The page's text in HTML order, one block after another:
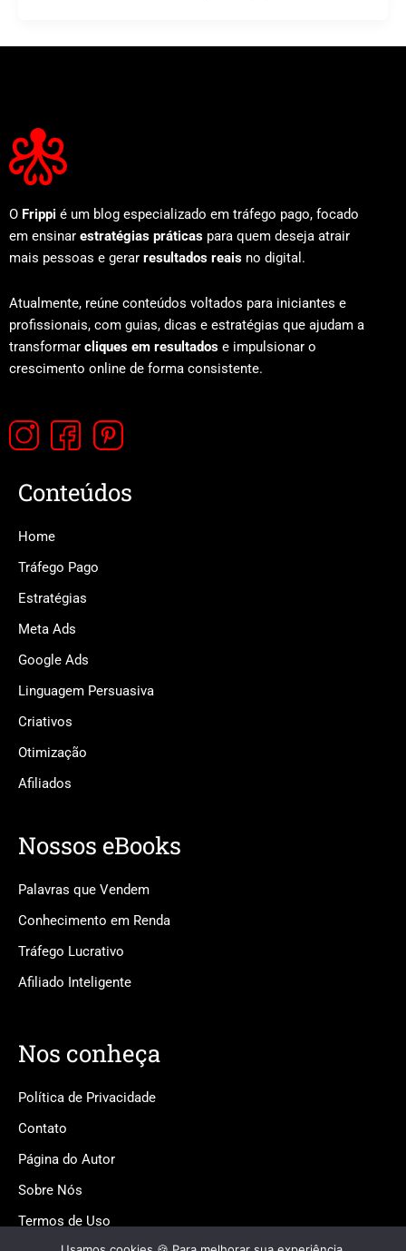
O Frippi é um blog especializado em tráfego pago, focado
em ensinar estratégias práticas para quem deseja atrair
mais pessoas e gerar resultados reais no digital.
Atualmente, reúne conteúdos voltados para iniciantes e
profissionais, com guias, dicas e estratégias que ajudam a
transformar cliques em resultados e impulsionar o
crescimento online de forma consistente.
Conteúdos
Home
Tráfego Pago
Estratégias
Meta Ads
Google Ads
Linguagem Persuasiva
Criativos
Otimização
Afiliados
Nossos eBooks
Palavras que Vendem
Conhecimento em Renda
Tráfego Lucrativo
Afiliado Inteligente
Nos conheça
Política de Privacidade
Contato
Página do Autor
Sobre Nós
Termos de Uso